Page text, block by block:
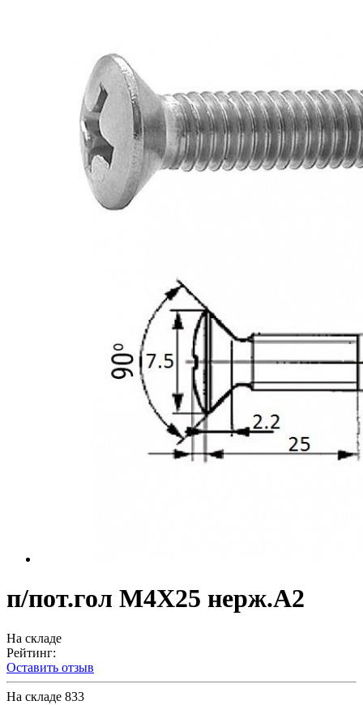
п/пот.гол M4X25 нерж.A2
На складе
Рейтинг:
Оставить отзыв
На складе 833